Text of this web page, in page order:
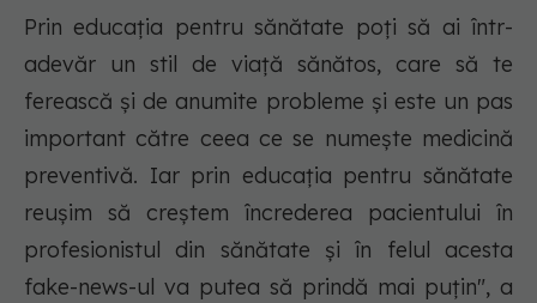
Prin educaţia pentru sănătate poţi să ai într-
adevăr un stil de viaţă sănătos, care să te
ferească şi de anumite probleme şi este un pas
important către ceea ce se numeşte medicină
preventivă. Iar prin educaţia pentru sănătate
reuşim să creştem încrederea pacientului în
profesionistul din sănătate şi în felul acesta
fake-news-ul va putea să prindă mai puţin", a